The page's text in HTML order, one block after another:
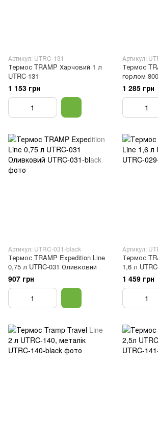
Артикул: UTRC-131
Термос TRAMP Харчовий 1 л
UTRC-131
1 153 грн
Артикул:
Термос
горлом
132
1 285 грн
Артикул: UTRC-031-black
Термос TRAMP Expedition Line
0,75 л UTRC-031 Оливковий
907 грн
Артикул:
Термос
1,6 л
1 459 грн